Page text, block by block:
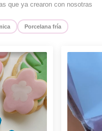
que ya crearon con nosotras
Porcelana fría